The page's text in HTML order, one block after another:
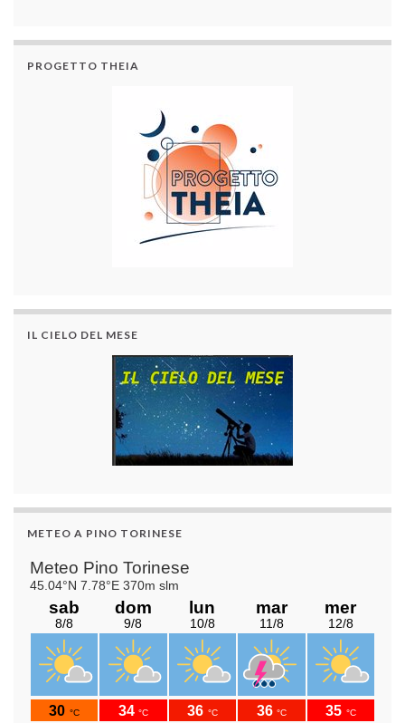
PROGETTO THEIA
IL CIELO DEL MESE
METEO A PINO TORINESE